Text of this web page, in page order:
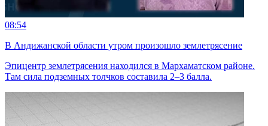
08:54
В Андижанской области утром произошло землетрясение
Эпицентр землетрясения находился в Мархаматском районе.
Там сила подземных толчков составила 2–3 балла.